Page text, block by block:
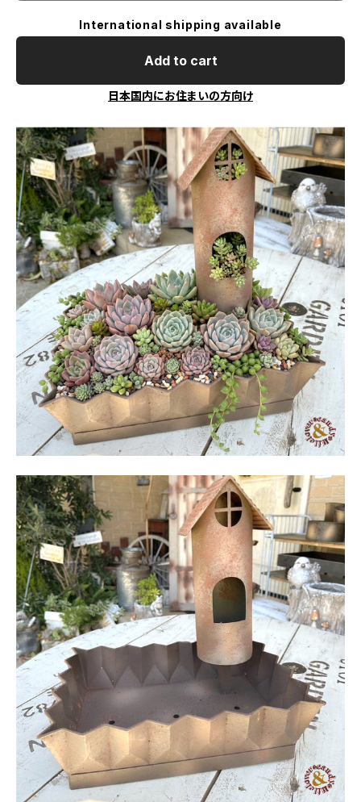
International shipping available
Add to cart
日本国内にお住まいの方向け